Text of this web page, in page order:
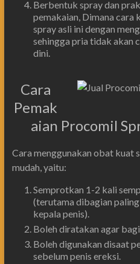
Berbentuk spray dan
pemakaian, Dimana
spray asli ini dengan
sehingga pria tidak akan
dini.
Cara
Pemak
aian Procomil
Cara menggunakan obat kuat
mudah, yaitu:
Semprotkan 1-2 kali
(terutama dibagian
kepala penis).
Boleh diratakan agar
Boleh digunakan disaat
sebelum penis ereksi.